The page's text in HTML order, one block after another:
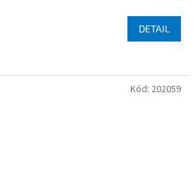
DETAIL
Kód: 202059